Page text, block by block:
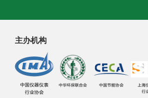
主办机构